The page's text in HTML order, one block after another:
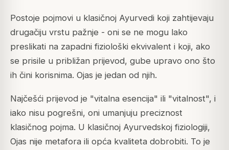
Postoje pojmovi u klasičnoj Ayurvedi koji zahtijevaju
drugačiju vrstu pažnje - oni se ne mogu lako
preslikati na zapadni fiziološki ekvivalent i koji, ako
se prisile u približan prijevod, gube upravo ono što
ih čini korisnima. Ojas je jedan od njih.
Najčešći prijevod je "vitalna esencija" ili "vitalnost", i
iako nisu pogrešni, oni umanjuju preciznost
klasičnog pojma. U klasičnoj Ayurvedskoj fiziologiji,
Ojas nije metafora ili opća kvaliteta dobrobiti. To je